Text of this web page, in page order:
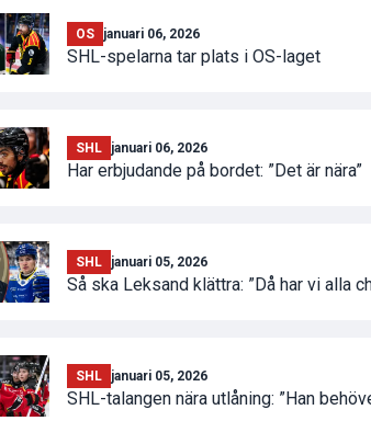
OS januari 06, 2026
SHL-spelarna tar plats i OS-laget
SHL januari 06, 2026
Har erbjudande på bordet: ”Det är nära”
SHL januari 05, 2026
Så ska Leksand klättra: ”Då har vi alla
SHL januari 05, 2026
SHL-talangen nära utlåning: ”Han